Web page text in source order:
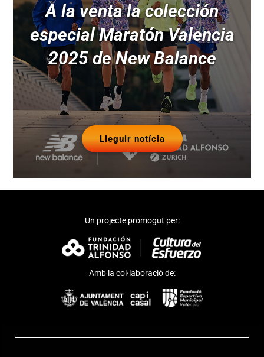
A la venta la colección
especial Maratón Valencia
2025 de New Balance
Lleguir notícia
Un projecte promogut per:
Amb la col·laboració de: